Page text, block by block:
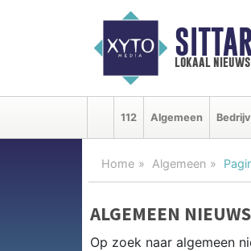
lokaal
112 Algemeen
Home Algemeen
ALGEMEEN
Op zoek naar algemeen